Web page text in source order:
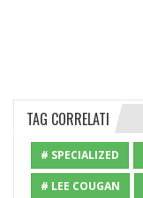
TAG CORRELATI
# SPECIALIZED
# LEE COUGAN